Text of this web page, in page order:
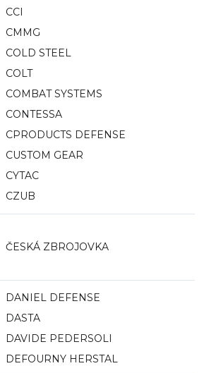
CCI
CMMG
COLD STEEL
COLT
COMBAT SYSTEMS
CONTESSA
CPRODUCTS DEFENSE
CUSTOM GEAR
CYTAC
CZUB
ČESKÁ ZBROJOVKA
DANIEL DEFENSE
DASTA
DAVIDE PEDERSOLI
DEFOURNY HERSTAL